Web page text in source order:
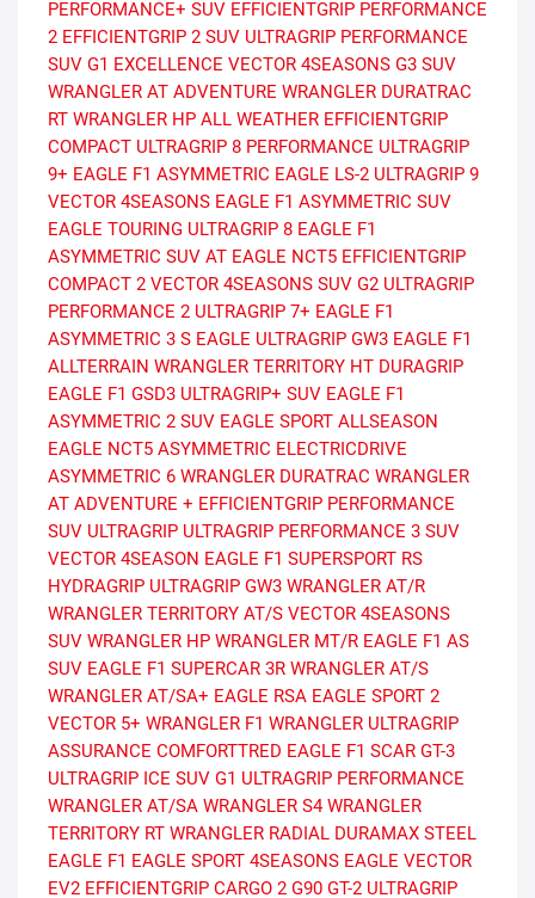
PERFORMANCE+ SUV EFFICIENTGRIP PERFORMANCE
2 EFFICIENTGRIP 2 SUV ULTRAGRIP PERFORMANCE
SUV G1 EXCELLENCE VECTOR 4SEASONS G3 SUV
WRANGLER AT ADVENTURE WRANGLER DURATRAC
RT WRANGLER HP ALL WEATHER EFFICIENTGRIP
COMPACT ULTRAGRIP 8 PERFORMANCE ULTRAGRIP
9+ EAGLE F1 ASYMMETRIC EAGLE LS-2 ULTRAGRIP 9
VECTOR 4SEASONS EAGLE F1 ASYMMETRIC SUV
EAGLE TOURING ULTRAGRIP 8 EAGLE F1
ASYMMETRIC SUV AT EAGLE NCT5 EFFICIENTGRIP
COMPACT 2 VECTOR 4SEASONS SUV G2 ULTRAGRIP
PERFORMANCE 2 ULTRAGRIP 7+ EAGLE F1
ASYMMETRIC 3 S EAGLE ULTRAGRIP GW3 EAGLE F1
ALLTERRAIN WRANGLER TERRITORY HT DURAGRIP
EAGLE F1 GSD3 ULTRAGRIP+ SUV EAGLE F1
ASYMMETRIC 2 SUV EAGLE SPORT ALLSEASON
EAGLE NCT5 ASYMMETRIC ELECTRICDRIVE
ASYMMETRIC 6 WRANGLER DURATRAC WRANGLER
AT ADVENTURE + EFFICIENTGRIP PERFORMANCE
SUV ULTRAGRIP ULTRAGRIP PERFORMANCE 3 SUV
VECTOR 4SEASON EAGLE F1 SUPERSPORT RS
HYDRAGRIP ULTRAGRIP GW3 WRANGLER AT/R
WRANGLER TERRITORY AT/S VECTOR 4SEASONS
SUV WRANGLER HP WRANGLER MT/R EAGLE F1 AS
SUV EAGLE F1 SUPERCAR 3R WRANGLER AT/S
WRANGLER AT/SA+ EAGLE RSA EAGLE SPORT 2
VECTOR 5+ WRANGLER F1 WRANGLER ULTRAGRIP
ASSURANCE COMFORTTRED EAGLE F1 SCAR GT-3
ULTRAGRIP ICE SUV G1 ULTRAGRIP PERFORMANCE
WRANGLER AT/SA WRANGLER S4 WRANGLER
TERRITORY RT WRANGLER RADIAL DURAMAX STEEL
EAGLE F1 EAGLE SPORT 4SEASONS EAGLE VECTOR
EV2 EFFICIENTGRIP CARGO 2 G90 GT-2 ULTRAGRIP